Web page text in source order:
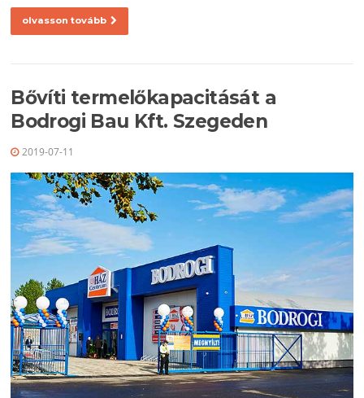
olvasson tovább
Bővíti termelőkapacitását a
Bodrogi Bau Kft. Szegeden
2019-07-11